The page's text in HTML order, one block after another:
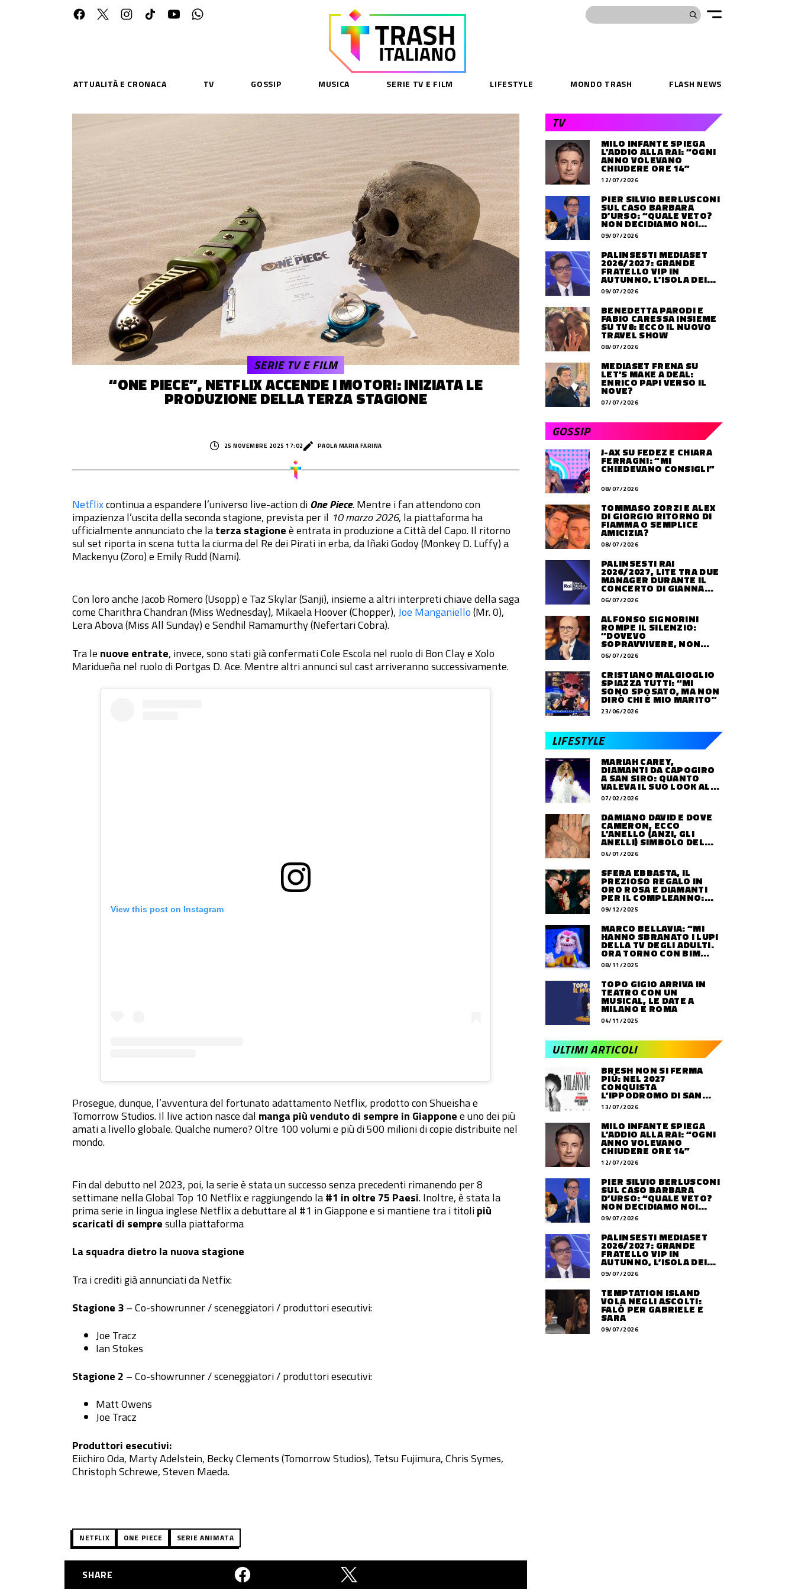
ESPLORA
Chi Siamo
Contatti
RISORSE
Privacy Policy
Policy Contenuti
CONNETTITI
© 2014–2026 Trash Italiano- Tutti i diritti riservati.
C.F./P.IVA 15477041006 - Capitale sociale €10.000,00 i.v.
ATTUALITÀ E CRONACA TV GOSSIP MUSICA SERIE TV E FILM LIFESTYLE MONDO TRASH FLASH NEWS
“ONE PIECE”, NETFLIX ACCENDE I MOTORI: INIZIATA LE
PRODUZIONE DELLA TERZA STAGIONE
SERIE TV E FILM
25 NOVEMBRE 2025 17:02 PAOLA MARIA FARINA
Netflixcontinua a espandere l’universo live-action diOne Piece. Mentre i fan attendono con
impazienza l’uscita della seconda stagione, prevista per il 10 marzo 2026, la piattaforma ha
ufficialmente annunciato che laterza stagioneè entrata in produzione a Città del Capo. Il ritorno
sul set riporta in scena tutta la ciurma del Re dei Pirati in erba, da Iñaki Godoy (Monkey D. Luffy) a
Mackenyu (Zoro) e Emily Rudd (Nami).
Con loro anche Jacob Romero (Usopp) e Taz Skylar (Sanji), insieme a altri interpreti chiave della saga
come Charithra Chandran (Miss Wednesday), Mikaela Hoover (Chopper),Joe Manganiello(Mr. 0),
Lera Abova (Miss All Sunday) e Sendhil Ramamurthy (Nefertari Cobra).
Tra le nuove entrate, invece, sono stati già confermati Cole Escola nel ruolo di Bon Clay e Xolo
Maridueña nel ruolo di Portgas D. Ace. Mentre altri annunci sul cast arriveranno successivamente.
View this post on Instagram
Prosegue, dunque, l’avventura del fortunato adattamento Netflix, prodotto con Shueisha e
Tomorrow Studios. Il live action nasce dal manga più venduto di sempre in Giapponee uno dei più
amati a livello globale. Qualche numero? Oltre 100 volumi e più di 500 milioni di copie distribuite nel
mondo.
Fin dal debutto nel 2023, poi, la serie è stata un successo senza precedenti rimanendo per 8
settimane nella Global Top 10 Netflix e raggiungendo la#1 in oltre 75 Paesi. Inoltre, è stata la
prima serie in lingua inglese Netflix a debuttare al #1 in Giappone e si mantiene tra i titolipiù
scaricati di sempresulla piattaforma
La squadra dietro la nuova stagione
Tra i crediti già annunciati da Netfix:
Stagione 3– Co-showrunner / sceneggiatori / produttori esecutivi:
Joe Tracz
Ian Stokes
Stagione 2 – Co-showrunner / sceneggiatori / produttori esecutivi:
Matt Owens
Joe Tracz
Produttori esecutivi:
Eiichiro Oda, Marty Adelstein, Becky Clements (Tomorrow Studios), Tetsu Fujimura, Chris Symes,
Christoph Schrewe, Steven Maeda.
NETFLIX ONE PIECE SERIE ANIMATA
SHARE
TV
MILO INFANTE SPIEGA
L’ADDIO ALLA RAI: “OGNI
ANNO VOLEVANO
CHIUDERE ORE 14”
12/07/2026
PIER SILVIO BERLUSCONI
SUL CASO BARBARA
D’URSO: “QUALE VETO?
NON DECIDIAMO NOI
DOVE LAVORERÀ”
09/07/2026
PALINSESTI MEDIASET
2026/2027: GRANDE
FRATELLO VIP IN
AUTUNNO, L’ISOLA DEI
FAMOSI SLITTA AL 2027
09/07/2026
BENEDETTA PARODI E
FABIO CARESSA INSIEME
SU TV8: ECCO IL NUOVO
TRAVEL SHOW
08/07/2026
MEDIASET FRENA SU
LET’S MAKE A DEAL:
ENRICO PAPI VERSO IL
NOVE?
07/07/2026
GOSSIP
J-AX SU FEDEZ E CHIARA
FERRAGNI: “MI
CHIEDEVANO CONSIGLI”
08/07/2026
TOMMASO ZORZI E ALEX
DI GIORGIO RITORNO DI
FIAMMA O SEMPLICE
AMICIZIA?
08/07/2026
PALINSESTI RAI
2026/2027, LITE TRA DUE
MANAGER DURANTE IL
CONCERTO DI GIANNA
NANNINI
06/07/2026
ALFONSO SIGNORINI
ROMPE IL SILENZIO:
“DOVEVO
SOPRAVVIVERE, NON
VIVERE”
06/07/2026
CRISTIANO MALGIOGLIO
SPIAZZA TUTTI: “MI
SONO SPOSATO, MA NON
DIRÒ CHI È MIO MARITO”
23/06/2026
LIFESTYLE
MARIAH CAREY,
DIAMANTI DA CAPOGIRO
A SAN SIRO: QUANTO
VALEVA IL SUO LOOK ALLE
OLIMPIADI
07/02/2026
DAMIANO DAVID E DOVE
CAMERON, ECCO
L’ANELLO (ANZI, GLI
ANELLI) SIMBOLO DEL
LORO AMORE
04/01/2026
SFERA EBBASTA, IL
PREZIOSO REGALO IN
ORO ROSA E DIAMANTI
PER IL COMPLEANNO:
QUANTO VALE
09/12/2025
MARCO BELLAVIA: “MI
HANNO SBRANATO I LUPI
DELLA TV DEGLI ADULTI.
ORA TORNO CON BIM
BUM BAM PARTY”
08/11/2025
TOPO GIGIO ARRIVA IN
TEATRO CON UN
MUSICAL, LE DATE A
MILANO E ROMA
04/11/2025
ULTIMI ARTICOLI
BRESH NON SI FERMA
PIÙ: NEL 2027
CONQUISTA
L’IPPODROMO DI SAN
SIRO CON “MILANO
MAREA”
13/07/2026
MILO INFANTE SPIEGA
L’ADDIO ALLA RAI: “OGNI
ANNO VOLEVANO
CHIUDERE ORE 14”
12/07/2026
PIER SILVIO BERLUSCONI
SUL CASO BARBARA
D’URSO: “QUALE VETO?
NON DECIDIAMO NOI
DOVE LAVORERÀ”
09/07/2026
PALINSESTI MEDIASET
2026/2027: GRANDE
FRATELLO VIP IN
AUTUNNO, L’ISOLA DEI
FAMOSI SLITTA AL 2027
09/07/2026
TEMPTATION ISLAND
VOLA NEGLI ASCOLTI:
FALÒ PER GABRIELE E
SARA
09/07/2026